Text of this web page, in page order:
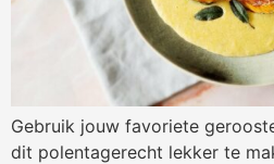
Gebruik jouw favoriete
dit polentagerecht lekker te